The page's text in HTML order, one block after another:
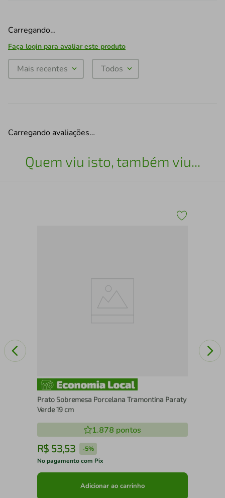
Carregando…
Faça login para avaliar este produto
Mais recentes Todos
Carregando avaliações…
Quem viu isto, também viu...
Prato Sobremesa Porcelana Tramontina Paraty
Verde 19 cm
1.878 pontos
R$ 53,53 -5%
No pagamento com Pix
Adicionar ao carrinho